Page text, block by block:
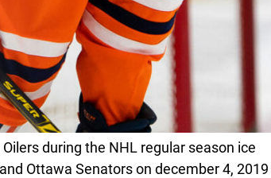
during the NHL regular season ice
Ottawa Senators on december 4, 2019